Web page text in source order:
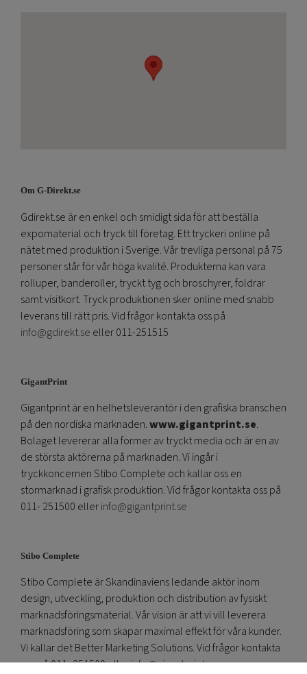
Om G-Direkt.se
Gdirekt.se är en enkel och smidigt sida för att beställa
expomaterial och tryck till företag. Ett tryckeri online på
nätet med produktion i Sverige. Vår trevliga personal på 75
personer står för vår höga kvalité. Produkterna kan vara
rolluper, banderoller, tryckt tyg och broschyrer, foldrar
samt visitkort. Tryck produktionen sker online med snabb
leverans till rätt pris. Vid frågor kontakta oss på
info@gdirekt.se eller 011-251515
GigantPrint
Gigantprint är en helhetsleverantör i den grafiska branschen
på den nordiska marknaden.www.gigantprint.se.
Bolaget levererar alla former av tryckt media och är en av
de största aktörerna på marknaden. Vi ingår i
tryckkoncernen Stibo Complete och kallar oss en
stormarknad i grafisk produktion. Vid frågor kontakta oss på
011- 251500 ellerinfo@gigantprint.se
Stibo Complete
Stibo Complete är Skandinaviens ledande aktör inom
design, utveckling, produktion och distribution av fysiskt
marknadsföringsmaterial. Vår vision är att vi vill leverera
marknadsföring som skapar maximal effekt för våra kunder.
Vi kallar det Better Marketing Solutions. Vid frågor kontakta
oss på 011- 251500 ellerinfo@gigantprint.se